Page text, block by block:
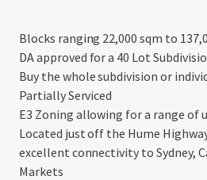
timeline and initial investment.
Providing easy and convenient
as The Hume Highway – The
Sydney, Canberra and Melbourne.
offers excellent connectivity for
require efficient, cost-effective
to Sydney and Melbourne.
Blocks ranging 22,000 sqm to
DA approved for a 40 Lot
Buy the whole subdivision or
Partially Serviced
E3 Zoning allowing for a range of
Located just off the Hume
excellent connectivity to Sydney,
Markets